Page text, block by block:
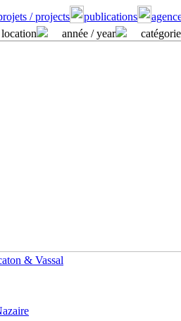
/ projects publications
année / year
& Vassal